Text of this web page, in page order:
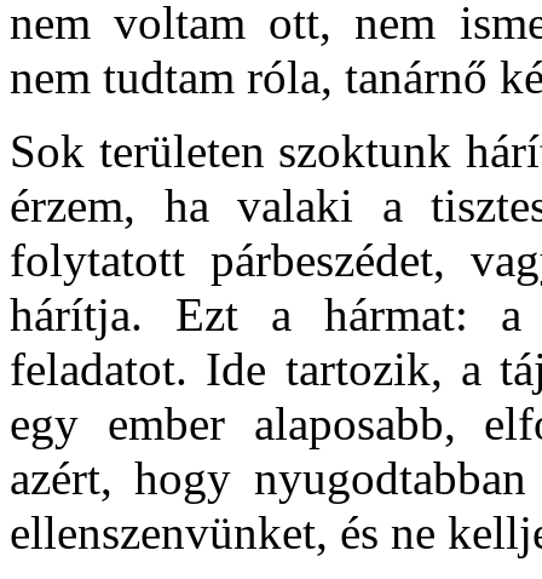
nem voltam ott, nem
nem tudtam róla, tanárnő
Sok területen szoktunk
érzem, ha valaki a
folytatott párbeszédet,
hárítja. Ezt a hármat: a
feladatot. Ide tartozik, a
egy ember alaposabb,
azért, hogy
ellenszenvünket, és ne